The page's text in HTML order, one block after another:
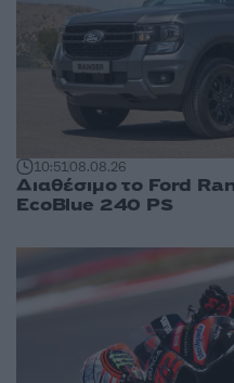
10:5108.08.26
Διαθέσιμο το Ford
EcoBlue 240 PS